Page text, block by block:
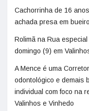
Cachorrinha de 16
achada presa em bueiro
Rolimã na Rua
domingo (9) em
A Mence é uma
odontológico e demais
individual com foco na
Valinhos e Vinhedo